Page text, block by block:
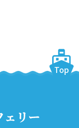
Top